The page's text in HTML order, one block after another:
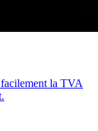
la TVA